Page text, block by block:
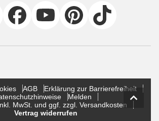
AGB
Erklärung zur Barrierefreiheit
Melden
MwSt. und ggf. zzgl. Versandkosten
Vertrag widerrufen